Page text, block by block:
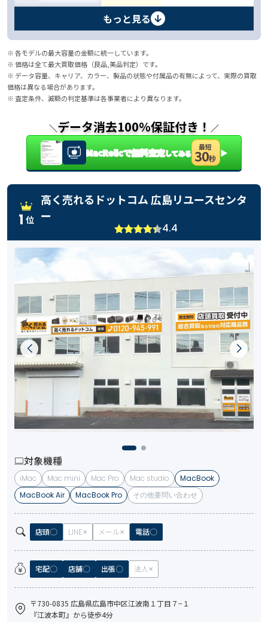
もっと見る
※ 各モデルの最大容量の金額に統一しています。
※ 価格は全て最大買取価格（良品,美品判定）です。
※ データ容量、キャリア、カラー、製品の状態や付属品の有無によって、実際の買取
価格は異なる場合があります。
※ 査定条件、減額の判定基準は各事業者により異なります。
＼データ消去100％保証付き！ ／
MacRelicで無料査定してみる
最短
30秒 ▶
1 位
高く売れるドットコム 広島リユースセンタ
ー
4.4
対象機種
iMac Mac mini Mac Pro Mac studio
MacBook
MacBook Air
MacBook Pro その他要問い合わせ
店頭 LINE メール 電話
宅配 店舗 出張 法人
〒730-0835 広島県広島市中区江波南１丁目７−１
『江波本町』から徒歩4分